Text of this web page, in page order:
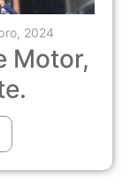
2024
Motor,